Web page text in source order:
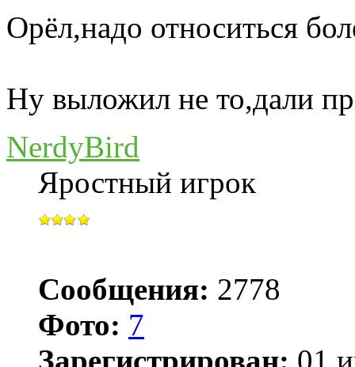
Орёл,надо относиться
Ну выложил не то,дали
NerdyBird
Яростный игрок
Сообщения: 2778
Фото: 7